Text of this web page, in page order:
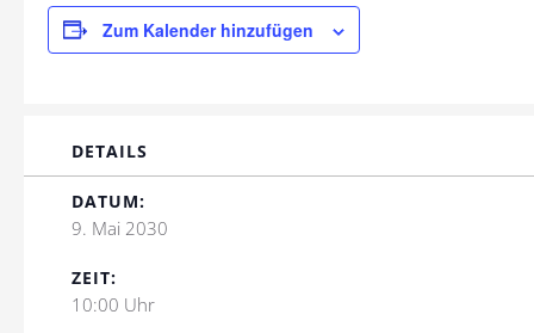
Zum Kalender hinzufügen
DETAILS
DATUM:
9. Mai 2030
ZEIT:
10:00 Uhr